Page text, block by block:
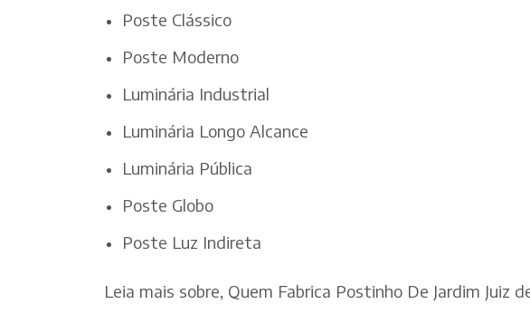
Poste Clássico
Poste Moderno
Luminária Industrial
Luminária Longo Alcance
Luminária Pública
Poste Globo
Poste Luz Indireta
Leia mais sobre, Quem Fabrica Postinho De Jardim Juiz